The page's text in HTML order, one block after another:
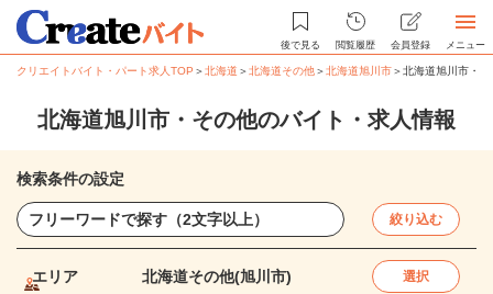
後で見る 閲覧履歴 会員登録 メニュー
クリエイトバイト・パート求人TOP ＞北海道 ＞北海道その他＞北海道旭川市＞北海道旭川市・
北海道旭川市・その他のバイト・求人情報
検索条件の設定
絞り込む
エリア 北海道その他(旭川市) 選択